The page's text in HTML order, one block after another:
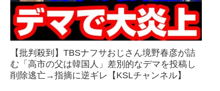
【批判殺到】TBSナフサおじさん境野春彦が詰
む「高市の父は韓国人」差別的なデマを投稿し
削除逃亡→指摘に逆ギレ【KSLチャンネル】